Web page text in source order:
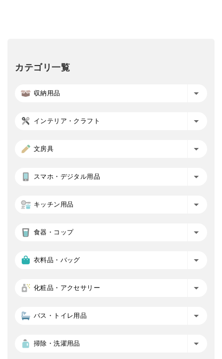
カテゴリ一覧
収納用品
インテリア・クラフト
文房具
スマホ・デジタル用品
キッチン用品
食器・コップ
衣料品・バッグ
化粧品・アクセサリー
バス・トイレ用品
掃除・洗濯用品